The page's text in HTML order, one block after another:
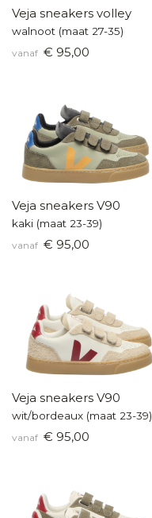
Veja sneakers volley
walnoot (maat 27-35)
vanaf € 95,00
Veja sneakers V90
kaki (maat 23-39)
vanaf € 95,00
Veja sneakers V90
wit/bordeaux (maat 23-39)
vanaf € 95,00